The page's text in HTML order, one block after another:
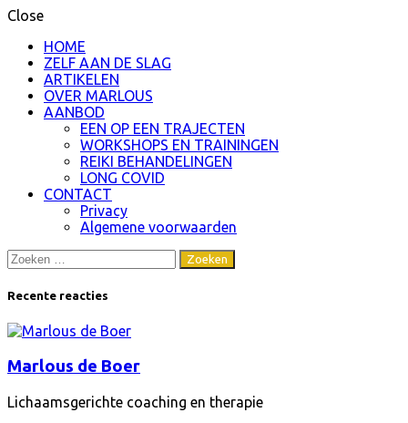
Close
HOME
ZELF AAN DE SLAG
ARTIKELEN
OVER MARLOUS
AANBOD
EEN OP EEN TRAJECTEN
WORKSHOPS EN TRAININGEN
REIKI BEHANDELINGEN
LONG COVID
CONTACT
Privacy
Algemene voorwaarden
Zoeken
naar:
Recente reacties
Marlous de Boer
Lichaamsgerichte coaching en therapie